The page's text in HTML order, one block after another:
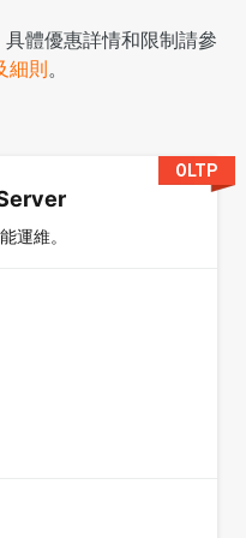
體優惠詳情和限制請參
細則。
OLTP
運維。